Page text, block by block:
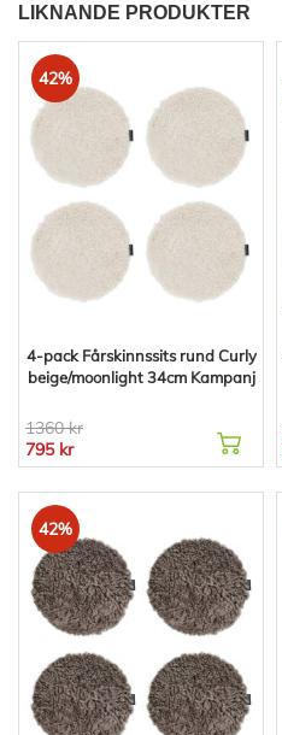
LIKNANDE PRODUKTER
42%
4-pack Fårskinnssits rund Curly
beige/moonlight 34cm Kampanj
1360 kr
795 kr
42%